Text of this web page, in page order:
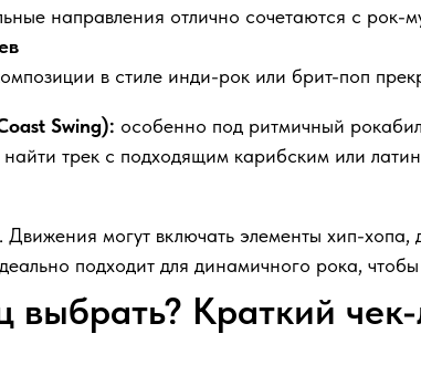
направления отлично сочетаются с рок-
в стиле инди-рок или брит-поп
Swing): особенно под ритмичный
найти трек с подходящим карибским или
могут включать элементы хип-хопа,
подходит для динамичного рока,
выбрать? Краткий чек-